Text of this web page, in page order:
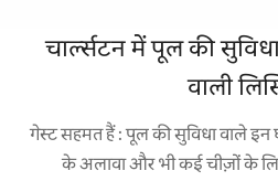
चार्ल्सटन में पूल की
वाली
गेस्ट सहमत हैं : पूल की सुविधा वाले
के अलावा और भी कई चीज़ों के